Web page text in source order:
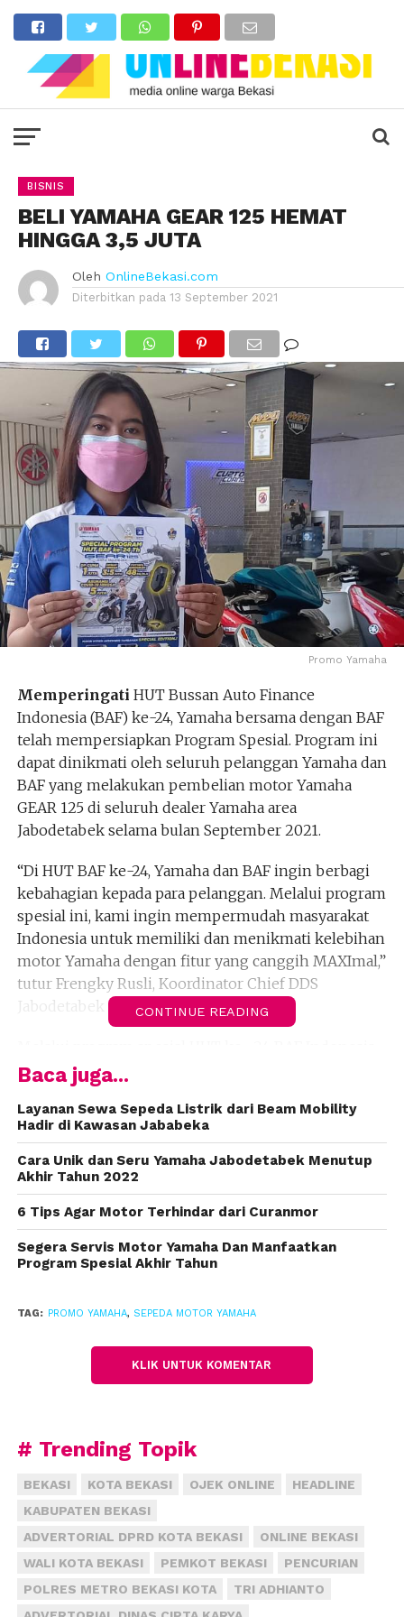
BISNIS
BELI YAMAHA GEAR 125 HEMAT
HINGGA 3,5 JUTA
Oleh OnlineBekasi.com
Diterbitkan pada 13 September 2021
Promo Yamaha
Memperingati HUT Bussan Auto Finance
Indonesia (BAF) ke-24, Yamaha bersama dengan BAF
telah mempersiapkan Program Spesial. Program ini
dapat dinikmati oleh seluruh pelanggan Yamaha dan
BAF yang melakukan pembelian motor Yamaha
GEAR 125 di seluruh dealer Yamaha area
Jabodetabek selama bulan September 2021.
“Di HUT BAF ke-24, Yamaha dan BAF ingin berbagi
kebahagian kepada para pelanggan. Melalui program
spesial ini, kami ingin mempermudah masyarakat
Indonesia untuk memiliki dan menikmati kelebihan
motor Yamaha dengan fitur yang canggih MAXImal,”
tutur Frengky Rusli, Koordinator Chief DDS
Jabodetabek
ini, pelanggan dapat membeli motor Yamaha GEAR
125 dengan DP ringan mulai dari Rp1 jutaan dan
memberikan potongan angsuran senilai
menghemat sampai dengan Rp 3,5 jutaan.
Selain itu, para konsumen juga dapat menikmati
manfaat dan keuntungan tambahan jika melakukan
pembiayaan sepeda motor Yamaha dengan BAF,
karena BAF memberikan tambahan Asuransi
pembelian motor Yamaha GEAR 125 melalui
dari Asuransi Covid-19 tersebut diantaranya :
Santunan Rawat Inap, senilai Rp
40.000,-/hari (maksimal 5 hari)
diberikan kepada konsumen, jika
konsumen dirawat di Rumah Sakit lebih
Santunan Penghasilan, senilai Rp
CONTINUE READING
Baca juga...
Layanan Sewa Sepeda Listrik dari Beam Mobility
Hadir di Kawasan Jababeka
Cara Unik dan Seru Yamaha Jabodetabek Menutup
Akhir Tahun 2022
6 Tips Agar Motor Terhindar dari Curanmor
Segera Servis Motor Yamaha Dan Manfaatkan
Program Spesial Akhir Tahun
TAG: PROMO YAMAHA, SEPEDA MOTOR YAMAHA
KLIK UNTUK KOMENTAR
# Trending Topik
BEKASI KOTA BEKASI OJEK ONLINE
HEADLINE
KABUPATEN BEKASI
ADVERTORIAL DPRD KOTA BEKASI
ONLINE BEKASI
WALI KOTA BEKASI
PEMKOT BEKASI
PENCURIAN
POLRES METRO BEKASI KOTA
TRI ADHIANTO